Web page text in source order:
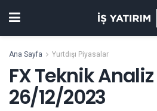
Ana Sayfa Yurtdışı Piyasalar
FX Teknik
26/12/2023